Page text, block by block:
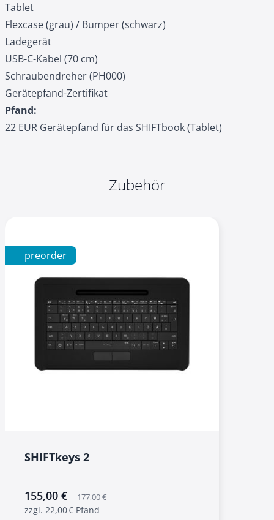
Tablet
Flexcase (grau) / Bumper (schwarz)
Ladegerät
USB-C-Kabel (70 cm)
Schraubendreher (PH000)
Gerätepfand-Zertifikat
Pfand:
22 EUR Gerätepfand für das SHIFTbook (Tablet)
Zubehör
preorder
SHIFTkeys 2
sonderangebot
155,00 € 177,00 €
zzgl. 22,00 € Pfand